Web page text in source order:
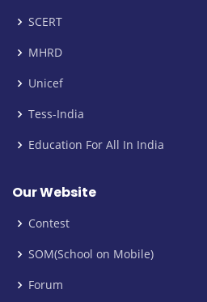
SCERT
MHRD
Unicef
Tess-India
Education For All In India
Our Website
Contest
SOM(School on Mobile)
Forum